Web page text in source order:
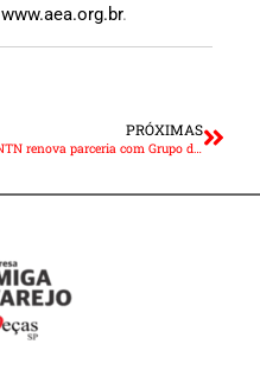
www.aea.org.br.
PRÓXIMAS
NTN renova parceria com Grupo de Oficinas Especializadas